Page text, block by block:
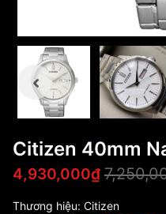
Citizen 40mm
4,930,000₫
Thương hiệu: Citizen